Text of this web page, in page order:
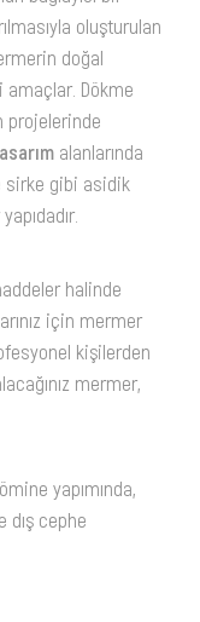
oluşturulan
doğal
amaçlar. Dökme
projelerinde
alanlarında
sirke gibi asidik
halinde
için mermer
kişilerden
mermer,
yapımında,
dış cephe